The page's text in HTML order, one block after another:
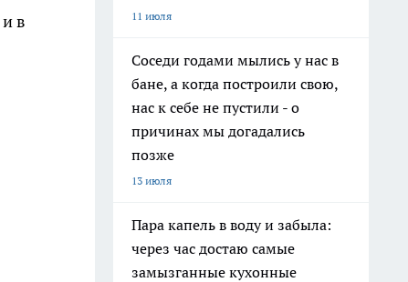
и в
11 июля
Соседи годами мылись у нас в
бане, а когда построили свою,
нас к себе не пустили - о
причинах мы догадались
позже
13 июля
Пара капель в воду и забыла:
через час достаю самые
замызганные кухонные